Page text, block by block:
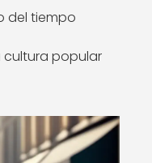
del tiempo
cultura popular